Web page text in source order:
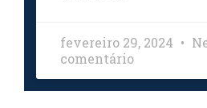
fevereiro 29, 2024
comentário